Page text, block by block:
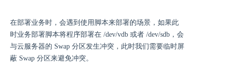
在部署业务时，会遇到使用脚本来部署的场景，如果此
时业务部署脚本将程序部署在 /dev/vdb 或者 /dev/sdb，会
与云服务器的 Swap 分区发生冲突，此时我们需要临时屏
蔽 Swap 分区来避免冲突。